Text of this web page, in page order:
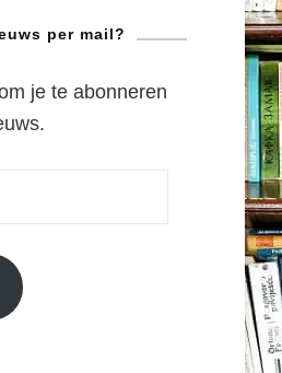
per mail?
je te abonneren